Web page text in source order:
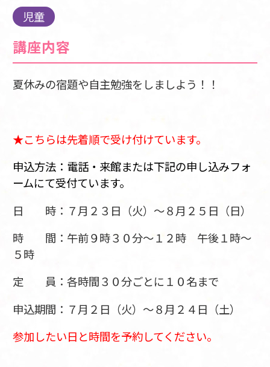
児童
講座内容
夏休みの宿題や自主勉強をしましよう！！
★こちらは先着順で受け付けています。
申込方法：電話・来館または下記の申し込みフォ
ームにて受付ています。
日 時：７月２３日（火）～８月２５日（日）
時 間：午前９時３０分～１２時 午後１時～
５時
定 員：各時間３０分ごとに１０名まで
申込期間：７月２日（火）～８月２４日（土）
参加したい日と時間を予約してください。